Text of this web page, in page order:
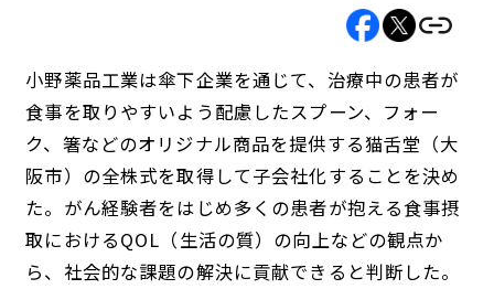
小野薬品工業は傘下企業を通じて、治療中の患者が
食事を取りやすいよう配慮したスプーン、フォー
ク、箸などのオリジナル商品を提供する猫舌堂（大
阪市）の全株式を取得して子会社化することを決め
た。がん経験者をはじめ多くの患者が抱える食事摂
取におけるQOL（生活の質）の向上などの観点か
ら、社会的な課題の解決に貢献できると判断した。